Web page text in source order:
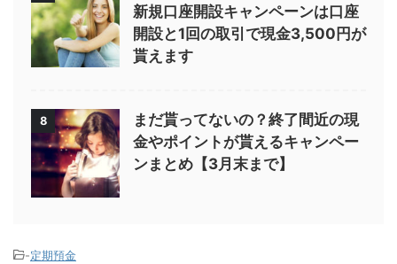
新規口座開設キャンペーンは口座
開設と1回の取引で現金3,500円が
貰えます
8
まだ貰ってないの？終了間近の現
金やポイントが貰えるキャンペー
ンまとめ【3月末まで】
-定期預金